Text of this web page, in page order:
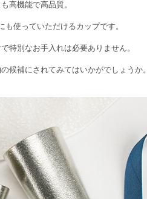
高機能で高品質。
使っていただけるカップです。
特別なお手入れは必要ありません。
候補にされてみてはいかがでしょうか。